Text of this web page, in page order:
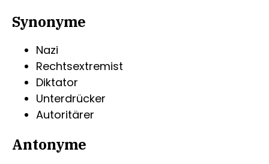
Synonyme
Nazi
Rechtsextremist
Diktator
Unterdrücker
Autoritärer
Antonyme